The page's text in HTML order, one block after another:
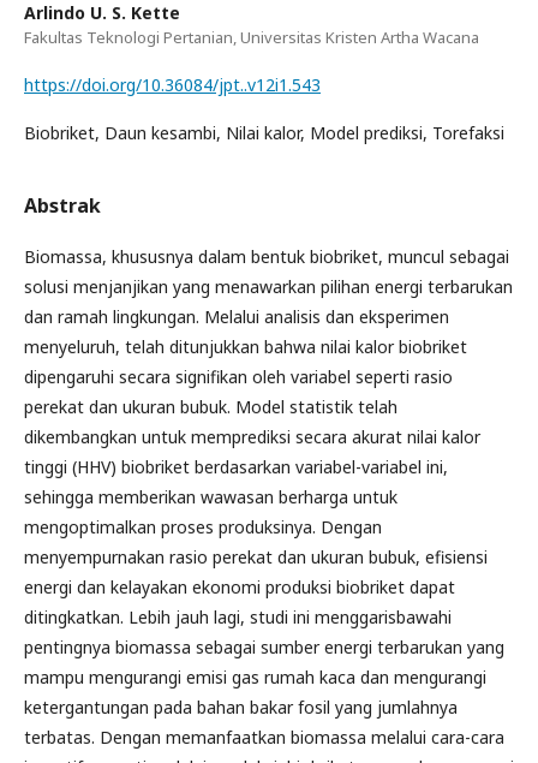
Arlindo U. S. Kette
Fakultas Teknologi Pertanian, Universitas Kristen Artha Wacana
https://doi.org/10.36084/jpt..v12i1.543
Biobriket, Daun kesambi, Nilai kalor, Model prediksi, Torefaksi
Abstrak
Biomassa, khususnya dalam bentuk biobriket, muncul sebagai
solusi menjanjikan yang menawarkan pilihan energi terbarukan
dan ramah lingkungan. Melalui analisis dan eksperimen
menyeluruh, telah ditunjukkan bahwa nilai kalor biobriket
dipengaruhi secara signifikan oleh variabel seperti rasio
perekat dan ukuran bubuk. Model statistik telah
dikembangkan untuk memprediksi secara akurat nilai kalor
tinggi (HHV) biobriket berdasarkan variabel-variabel ini,
sehingga memberikan wawasan berharga untuk
mengoptimalkan proses produksinya. Dengan
menyempurnakan rasio perekat dan ukuran bubuk, efisiensi
energi dan kelayakan ekonomi produksi biobriket dapat
ditingkatkan. Lebih jauh lagi, studi ini menggarisbawahi
pentingnya biomassa sebagai sumber energi terbarukan yang
mampu mengurangi emisi gas rumah kaca dan mengurangi
ketergantungan pada bahan bakar fosil yang jumlahnya
terbatas. Dengan memanfaatkan biomassa melalui cara-cara